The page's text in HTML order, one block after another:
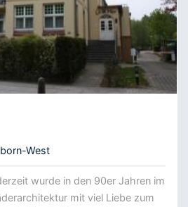
West
wurde in den 90er Jahren im
mit viel Liebe zum